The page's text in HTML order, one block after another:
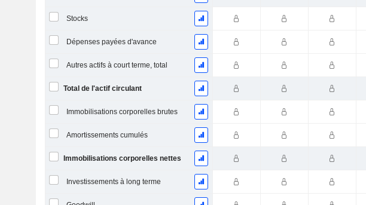
Stocks
Dépenses payées d'avance
Autres actifs à court terme, total
Total de l'actif circulant
Immobilisations corporelles brutes
Amortissements cumulés
Immobilisations corporelles nettes
Investissements à long terme